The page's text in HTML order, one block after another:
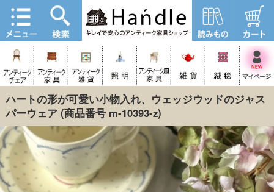
ハートの形が可愛い小物入れ、ウェッジウッドのジャス
パーウェア(商品番号 m-10393-z)